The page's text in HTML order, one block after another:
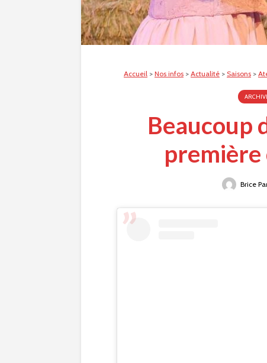
Accueil > Nos infos > Actualité > Saisons >
Beaucoup
première
Brice